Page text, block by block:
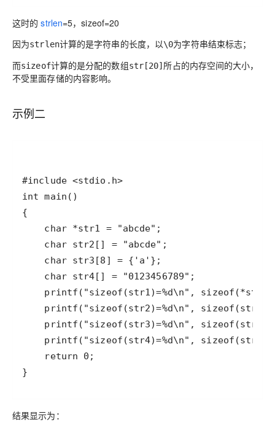
这时的strlen=5，sizeof=20
因为strlen计算的是字符串的长度，以\0为字符串结束标志；
而sizeof计算的是分配的数组str[20] 所占的内存空间的大小，
不受里面存储的内容影响。
示例二
#include <stdio.h>
结果显示为：